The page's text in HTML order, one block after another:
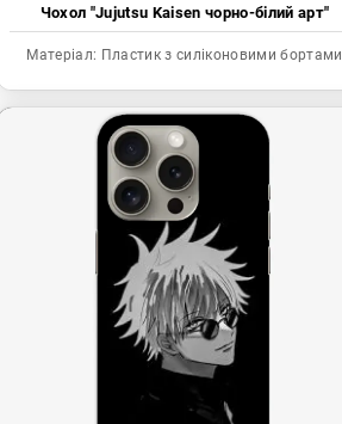
Чохол "Jujutsu Kaisen чорно-білий арт"
Матеріал: Пластик з силіконовими бортами